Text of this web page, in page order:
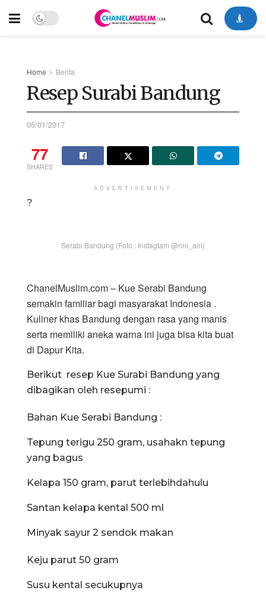
Home Berita
Resep Surabi Bandung
05/01/2017
77
SHARES
ADVERTISEMENT
?
Serabi Bandung (Foto : Instagtam @rini_airi)
ChanelMuslim.com – Kue Serabi Bandung
semakin familiar bagi masyarakat Indonesia .
Kuliner khas Bandung dengan rasa yang manis
serta memiliki aneka warna ini juga bisa kita buat
di Dapur Kita.
Berikut resep Kue Surabi Bandung yang
dibagikan oleh resepumi :
Bahan Kue Serabi Bandung :
Tepung terigu 250 gram, usahakn tepung
yang bagus
Kelapa 150 gram, parut terlebihdahulu
Santan kelapa kental 500 ml
Minyak sayur 2 sendok makan
Keju parut 50 gram
Susu kental secukupnya